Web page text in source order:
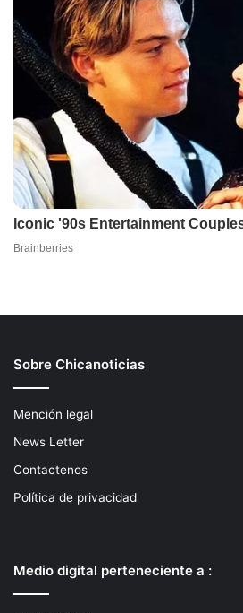
Sobre Chicanoticias
Mención legal
News Letter
Contactenos
Política de privacidad
Medio digital perteneciente a :